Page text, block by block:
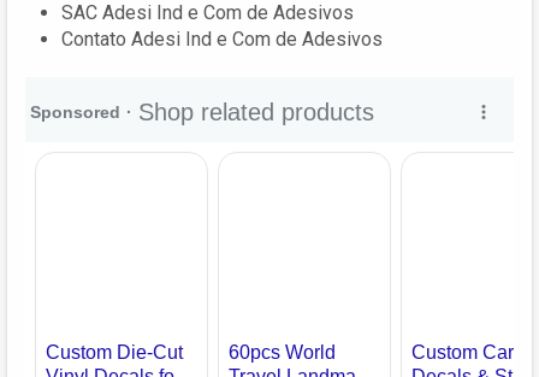
SAC Adesi Ind e Com de Adesivos
Contato Adesi Ind e Com de Adesivos